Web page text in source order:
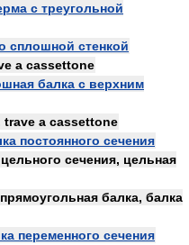
с треугольной
сплошной стенкой
a cassettone
балка с верхним
a cassettone
постоянного сечения
сечения, цельная
балка, балка
переменного сечения